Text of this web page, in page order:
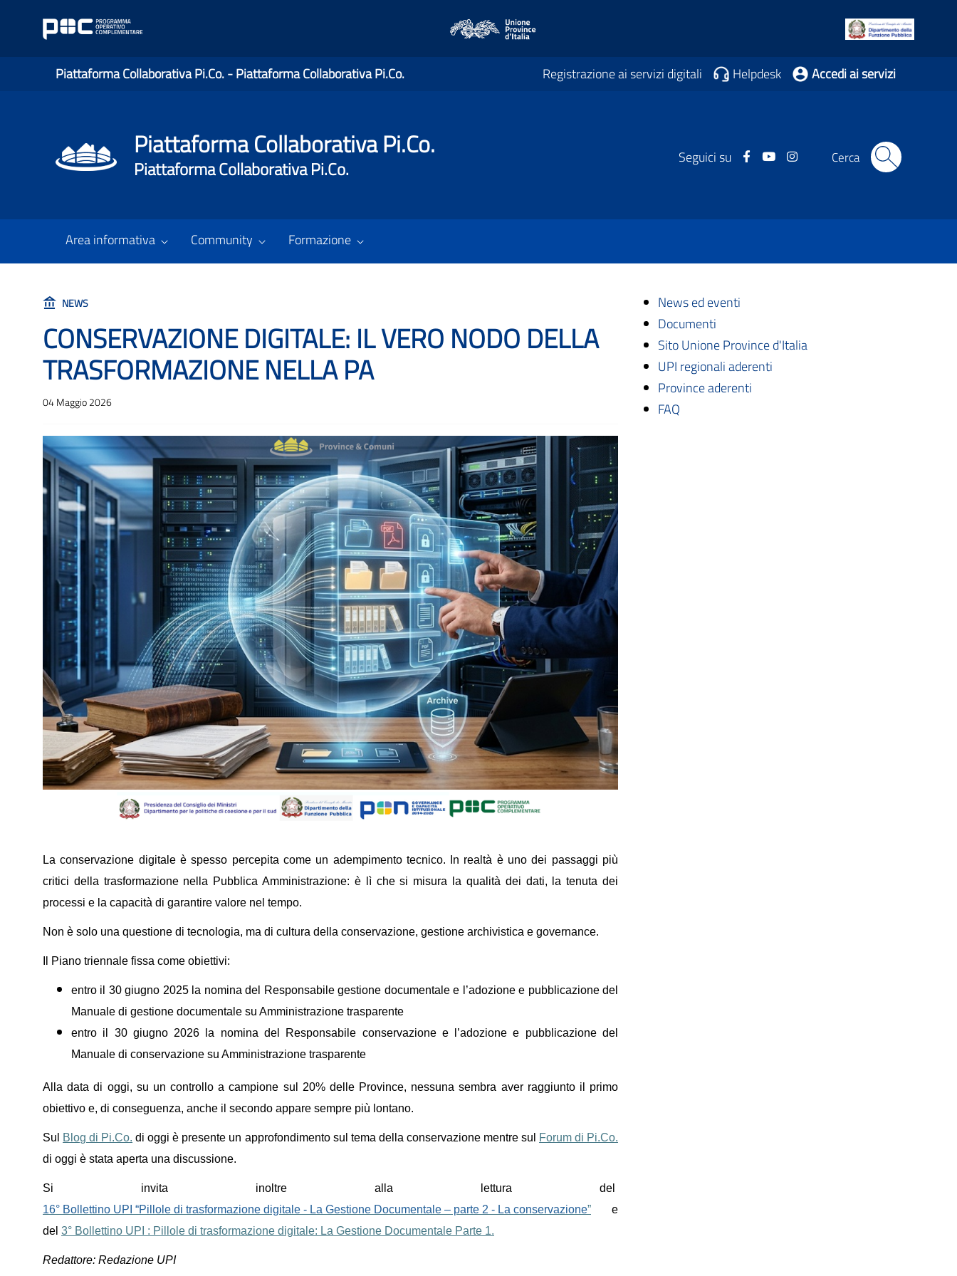
Piattaforma Collaborativa Pi.Co. - Piattaforma Collaborativa Pi.Co. Registrazione ai servizi digitali Helpdesk Accedi ai servizi
Piattaforma Collaborativa Pi.Co.
Piattaforma Collaborativa Pi.Co.
Seguici su FacebookYoutubeInstagram
Cerca
Area informativa Community Formazione
NEWS
CONSERVAZIONE DIGITALE: IL VERO NODO DELLA
TRASFORMAZIONE NELLA PA
04 Maggio 2026
La conservazione digitale è spesso percepita come un adempimento tecnico. In realtà è uno dei passaggi più
critici della trasformazione nella Pubblica Amministrazione: è lì che si misura la qualità dei dati, la tenuta dei
processi e la capacità di garantire valore nel tempo.
Non è solo una questione di tecnologia, ma di cultura della conservazione, gestione archivistica e governance.
Il Piano triennale fissa come obiettivi:
entro il 30 giugno 2025 la nomina del Responsabile gestione documentale e l’adozione e pubblicazione del
Manuale di gestione documentale su Amministrazione trasparente
entro il 30 giugno 2026 la nomina del Responsabile conservazione e l’adozione e pubblicazione del
Manuale di conservazione su Amministrazione trasparente
Alla data di oggi, su un controllo a campione sul 20% delle Province, nessuna sembra aver raggiunto il primo
obiettivo e, di conseguenza, anche il secondo appare sempre più lontano.
Sul Blog di Pi.Co. di oggi è presente un approfondimento sul tema della conservazione mentre sul
Forum di Pi.Co.
di oggi è stata aperta una discussione.
Si invita inoltre alla lettura del
16° Bollettino UPI “Pillole di trasformazione digitale - La Gestione Documentale – parte 2 - La conservazione” e
del 3° Bollettino UPI : Pillole di trasformazione digitale: La Gestione Documentale Parte 1.
Redattore: Redazione UPI
News ed eventi
Documenti
Sito Unione Province d'Italia
UPI regionali aderenti
Province aderenti
FAQ